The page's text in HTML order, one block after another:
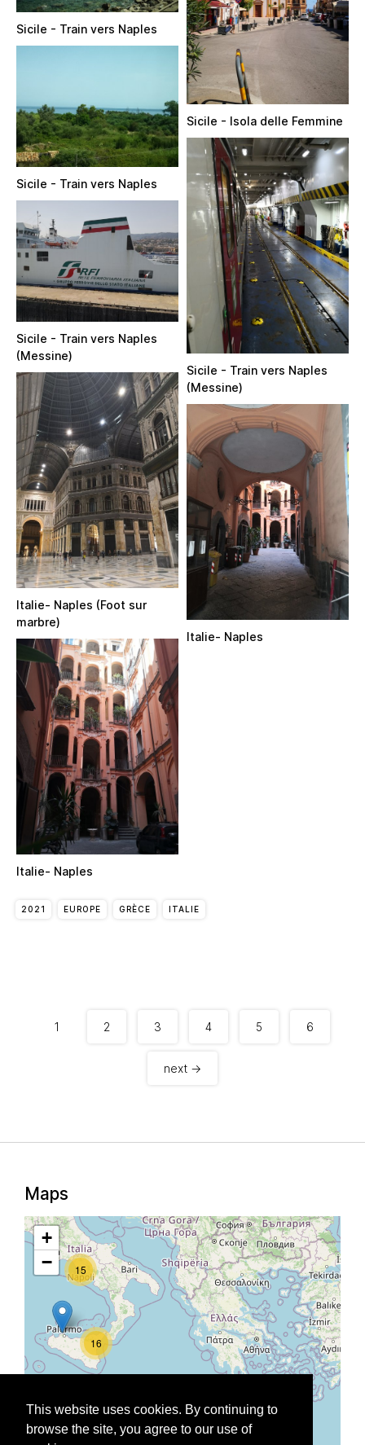
This website uses cookies. By continuing to
browse the site, you agree to our use of
Sicile - Isola delle Femmine
Sicile - Train vers Naples
Sicile - Train vers Naples
Sicile - Train vers Naples
(Messine)
Sicile - Train vers Naples
(Messine)
Italie- Naples (Foot sur
marbre)
Italie- Naples
Italie- Naples
2021 EUROPE GRÈCE ITALIE
1 2 3 4 5 6
next →
Maps
15
16
+
−